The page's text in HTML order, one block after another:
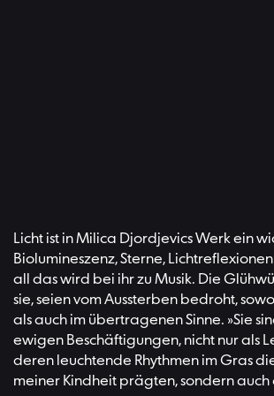
Licht ist in Milica Djordjevics Werk ein
Biolumineszenz, Sterne,
all das wird bei ihr zu Musik. Die
sie, seien vom Aussterben bedroht,
als auch im übertragenen Sinne. »Sie
ewigen Beschäftigungen, nicht nur als
deren leuchtende Rhythmen im Gras
meiner Kindheit prägten, sondern auch